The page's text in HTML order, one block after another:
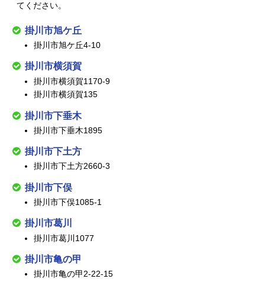
てください。
掛川市旭ケ丘
掛川市旭ケ丘4-10
掛川市横須賀
掛川市横須賀1170-9
掛川市横須賀135
掛川市下垂木
掛川市下垂木1895
掛川市下土方
掛川市下土方2660-3
掛川市下俣
掛川市下俣1085-1
掛川市葛川
掛川市葛川1077
掛川市亀の甲
掛川市亀の甲2-22-15